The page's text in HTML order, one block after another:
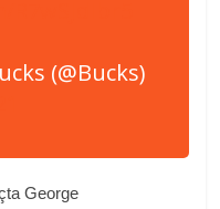
(@Bucks)
George